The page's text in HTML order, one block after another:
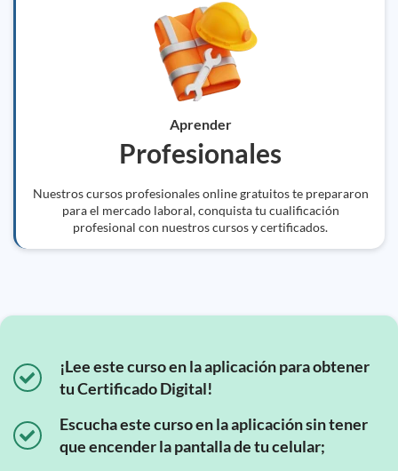
Aprender
Profesionales
Nuestros cursos profesionales online gratuitos te prepararon
para el mercado laboral, conquista tu cualificación
profesional con nuestros cursos y certificados.
¡Lee este curso en la aplicación para obtener
tu Certificado Digital!
Escucha este curso en la aplicación sin tener
que encender la pantalla de tu celular;